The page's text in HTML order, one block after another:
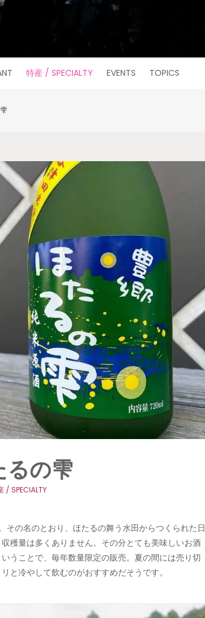
特産 / SPECIALTY EVENTS TOPICS
るの雫
/ SPECIALTY
その名のとおり、ほたるの舞う水田からつくられた日
穫量は多くありません。その分とても美味しいお酒
うことで、毎年数量限定の販売。夏の間には売り切
と冷やして飲むのがおすすめだそうです。